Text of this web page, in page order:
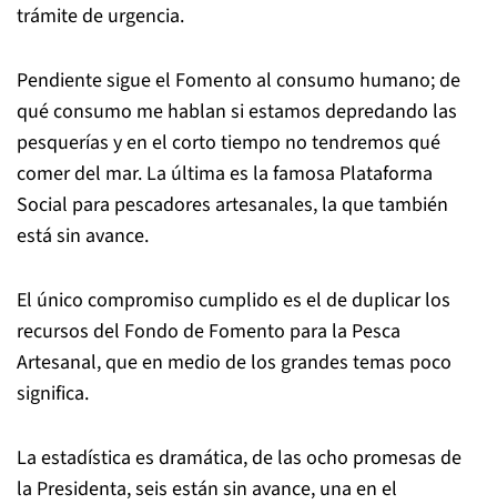
trámite de urgencia.
Pendiente sigue el Fomento al consumo humano; de
qué consumo me hablan si estamos depredando las
pesquerías y en el corto tiempo no tendremos qué
comer del mar. La última es la famosa Plataforma
Social para pescadores artesanales, la que también
está sin avance.
El único compromiso cumplido es el de duplicar los
recursos del Fondo de Fomento para la Pesca
Artesanal, que en medio de los grandes temas poco
significa.
La estadística es dramática, de las ocho promesas de
la Presidenta, seis están sin avance, una en el